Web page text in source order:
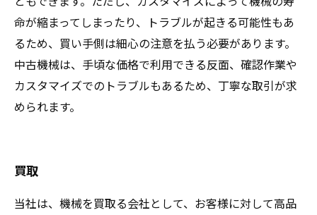
命が縮まってしまったり、トラブルが起きる可能性もあ
るため、買い手側は細心の注意を払う必要があります。
中古機械は、手頃な価格で利用できる反面、確認作業や
カスタマイズでのトラブルもあるため、丁寧な取引が求
められます。
買取
当社は、機械を買取る会社として、お客様に対して高品